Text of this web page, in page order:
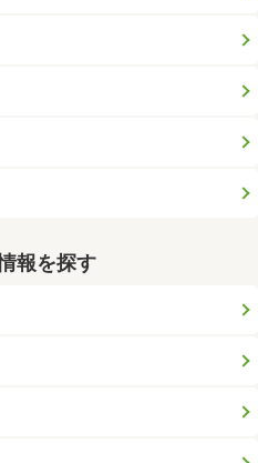
報を探す